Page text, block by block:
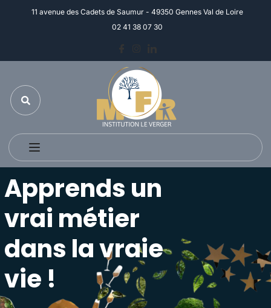
11 avenue des Cadets de Saumur - 49350 Gennes Val de Loire
02 41 38 07 30
Apprends un
vrai métier
dans la vraie
vie !